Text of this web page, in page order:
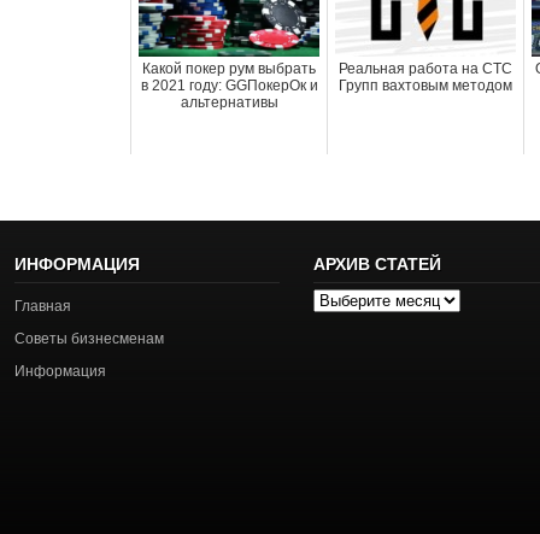
Какой покер рум выбрать
в 2021 году: GGПокерОк и
альтернативы
Реальная работа на СТС
Групп вахтовым методом
ИНФОРМАЦИЯ
Главная
Советы бизнесменам
Информация
АРХИВ СТАТЕЙ
Архив